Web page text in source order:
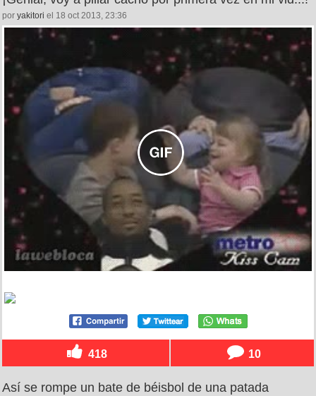
por yakitori el 18 oct 2013, 23:36
418 10
Así se rompe un bate de béisbol de una patada